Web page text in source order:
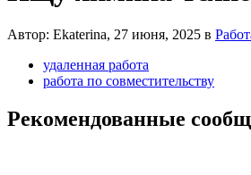
Автор: Ekaterina, 27 июня, 2025 в
удаленная работа
работа по совместительству
Рекомендованные